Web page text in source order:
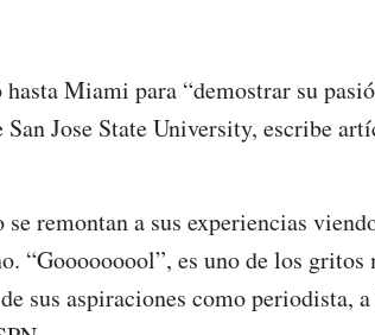
Miami para “demostrar su
Jose State University, escribe
remontan a sus experiencias
“Gooooooool”, es uno de los gritos
sus aspiraciones como periodista,